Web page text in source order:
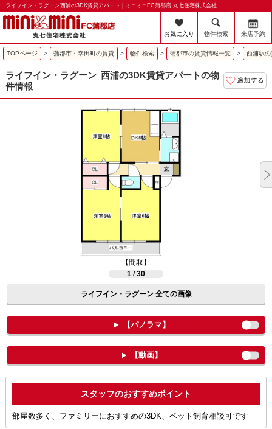
ライフイン・ラグーン西浦の3DK賃貸アパート | ミニミニFC蒲郡店 丸七住宅株式会社
お気に入り 物件検索 来店予約
TOPページ > 蒲郡市・幸田町の賃貸 > 物件検索 > 蒲郡市の賃貸情報一覧 > 西浦駅
ライフイン・ラグーン 西浦の3DK賃貸アパートの物
件情報
【間取】
1 / 30
ライフイン・ラグーン 全ての画像
【パノラマ】
【動画】
ポイント
部屋数多く、ファミリーにおすすめの3DK、ペット飼育相談可です